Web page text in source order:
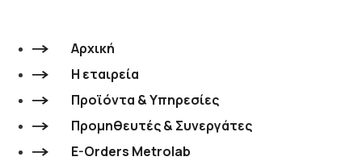
Αρχική
Η εταιρεία
Προϊόντα & Υπηρεσίες
Προμηθευτές & Συνεργάτες
E-Orders Metrolab